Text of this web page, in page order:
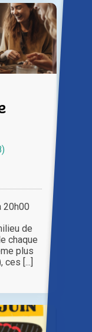
20h00
de
chaque
plus
[...]